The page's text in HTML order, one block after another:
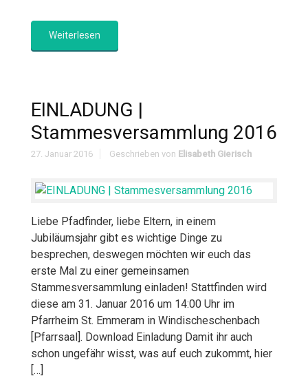
Weiterlesen
EINLADUNG |
Stammesversammlung 2016
27. Januar 2016 Geschrieben von Elisabeth Gierisch
Liebe Pfadfinder, liebe Eltern, in einem
Jubiläumsjahr gibt es wichtige Dinge zu
besprechen, deswegen möchten wir euch das
erste Mal zu einer gemeinsamen
Stammesversammlung einladen! Stattfinden wird
diese am 31. Januar 2016 um 14:00 Uhr im
Pfarrheim St. Emmeram in Windischeschenbach
[Pfarrsaal]. Download Einladung Damit ihr auch
schon ungefähr wisst, was auf euch zukommt, hier
[…]